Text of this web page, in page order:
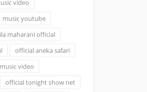
video
music youtube
maharani official
official aneka safari
video
official tonight show net